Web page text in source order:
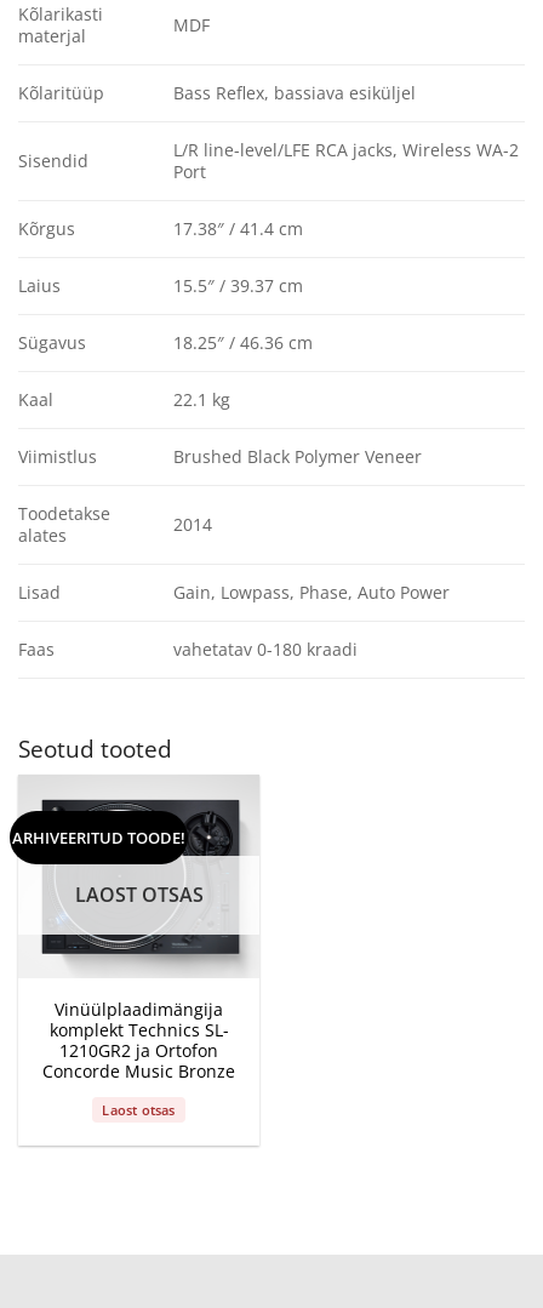
Kõlarikasti
materjal
MDF
Kõlaritüüp Bass Reflex, bassiava esiküljel
Sisendid
L/R line-level/LFE RCA jacks, Wireless WA-2
Port
Kõrgus 17.38″ / 41.4 cm
Laius 15.5″ / 39.37 cm
Sügavus 18.25″ / 46.36 cm
Kaal 22.1 kg
Viimistlus Brushed Black Polymer Veneer
Toodetakse
alates
2014
Lisad Gain, Lowpass, Phase, Auto Power
Faas vahetatav 0-180 kraadi
Seotud tooted
ARHIVEERITUD TOODE!
LAOST OTSAS
Vinüülplaadimängija
komplekt Technics SL-
1210GR2 ja Ortofon
Concorde Music Bronze
Laost otsas